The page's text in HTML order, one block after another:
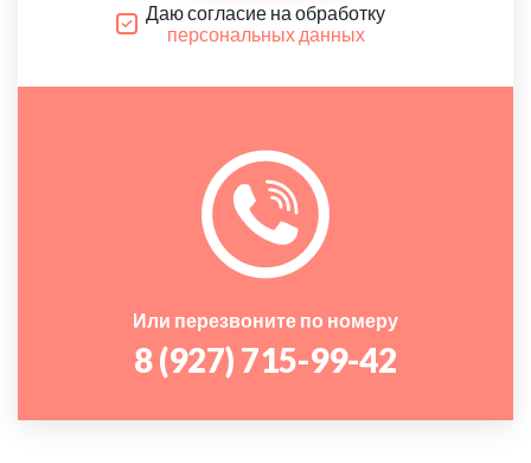
Даю согласие на обработку
персональных данных
Или перезвоните по номеру
8 (927) 715-99-42